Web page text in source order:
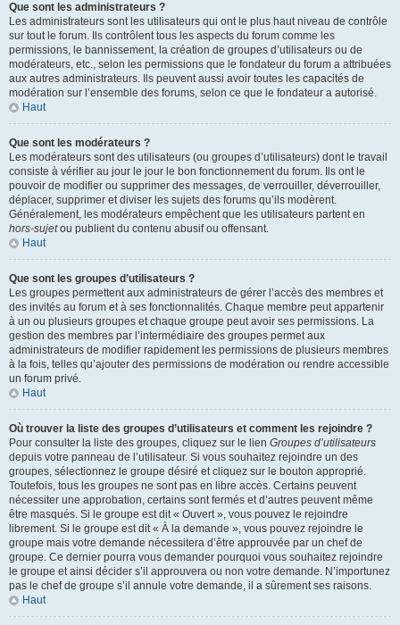
Que sont les administrateurs ?
Les administrateurs sont les utilisateurs qui ont le plus haut niveau de contrôle
sur tout le forum. Ils contrôlent tous les aspects du forum comme les
permissions, le bannissement, la création de groupes d’utilisateurs ou de
modérateurs, etc., selon les permissions que le fondateur du forum a attribuées
aux autres administrateurs. Ils peuvent aussi avoir toutes les capacités de
modération sur l’ensemble des forums, selon ce que le fondateur a autorisé.
Haut
Que sont les modérateurs ?
Les modérateurs sont des utilisateurs (ou groupes d’utilisateurs) dont le travail
consiste à vérifier au jour le jour le bon fonctionnement du forum. Ils ont le
pouvoir de modifier ou supprimer des messages, de verrouiller, déverrouiller,
déplacer, supprimer et diviser les sujets des forums qu’ils modèrent.
Généralement, les modérateurs empêchent que les utilisateurs partent en
hors-sujetou publient du contenu abusif ou offensant.
Haut
Que sont les groupes d’utilisateurs ?
Les groupes permettent aux administrateurs de gérer l’accès des membres et
des invités au forum et à ses fonctionnalités. Chaque membre peut appartenir
à un ou plusieurs groupes et chaque groupe peut avoir ses permissions. La
gestion des membres par l’intermédiaire des groupes permet aux
administrateurs de modifier rapidement les permissions de plusieurs membres
à la fois, telles qu’ajouter des permissions de modération ou rendre accessible
un forum privé.
Haut
Où trouver la liste des groupes d’utilisateurs et comment les rejoindre ?
Pour consulter la liste des groupes, cliquez sur le lien Groupes d’utilisateurs
depuis votre panneau de l’utilisateur. Si vous souhaitez rejoindre un des
groupes, sélectionnez le groupe désiré et cliquez sur le bouton approprié.
Toutefois, tous les groupes ne sont pas en libre accès. Certains peuvent
nécessiter une approbation, certains sont fermés et d’autres peuvent même
être masqués. Si le groupe est dit « Ouvert », vous pouvez le rejoindre
librement. Si le groupe est dit « À la demande », vous pouvez rejoindre le
groupe mais votre demande nécessitera d’être approuvée par un chef de
groupe. Ce dernier pourra vous demander pourquoi vous souhaitez rejoindre
le groupe et ainsi décider s’il approuvera ou non votre demande. N’importunez
pas le chef de groupe s’il annule votre demande, il a sûrement ses raisons.
Haut